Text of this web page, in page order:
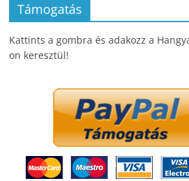
Támogatás
Kattints a gombra és adakozz a
on keresztül!